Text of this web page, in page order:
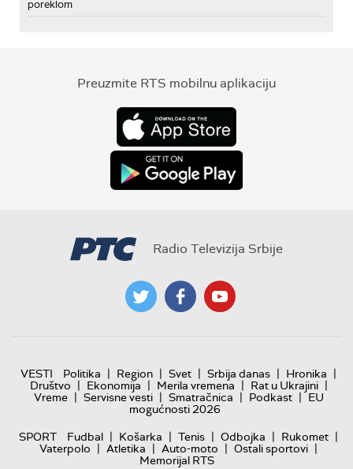
poreklom
Preuzmite RTS mobilnu aplikaciju
Radio Televizija Srbije
VESTI Politika | Region | Svet | Srbija danas | Hronika |
Društvo | Ekonomija | Merila vremena | Rat u Ukrajini |
Vreme | Servisne vesti | Smatračnica | Podkast | EU
mogućnosti 2026
SPORT
Fudbal | Košarka | Tenis | Odbojka | Rukomet |
Vaterpolo | Atletika | Auto-moto | Ostali sportovi |
Memorijal RTS